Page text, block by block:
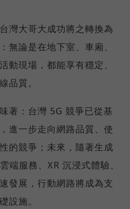
灣大哥大成功將之轉換為
無論是在地下室、車廂、
動現場，都能享有穩定、
品質。
著：台灣 5G 競爭已從基
進一步走向網路品質、使
的競爭；未來，隨著生成
端服務、XR 沉浸式體驗、
發展，行動網路將成為支
設施。